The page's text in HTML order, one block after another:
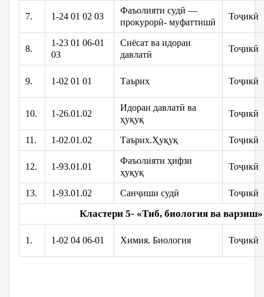
7. 1-24 01 02 03
Фаъолияти судӣ —
прокурорӣ- муфаттишӣ
Тоҷикӣ
8.
1-23 01 06-01
03
Сиёсат ва идораи
давлатӣ
Тоҷикӣ
9. 1-02 01 01 Таърих Тоҷикӣ
10. 1-26.01.02
Идораи давлатӣ ва
ҳуқуқ
Тоҷикӣ
11. 1-02.01.02 Таърих.Ҳуқуқ Тоҷикӣ
12. 1-93.01.01
Фаъолияти ҳифзи
ҳуқуқ
Тоҷикӣ
13. 1-93.01.02 Санҷиши судӣ Тоҷикӣ
Кластери 5- «Тиб, биология ва варзиш»
1. 1-02 04 06-01 Химия. Биология Тоҷикӣ